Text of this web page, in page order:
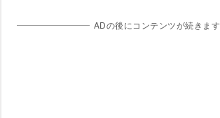
ADの後にコンテンツが続きます